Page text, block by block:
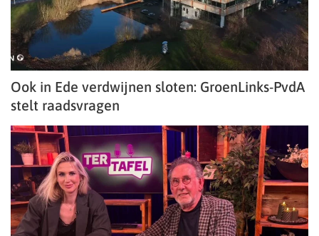
Ook in Ede verdwijnen sloten: GroenLinks-PvdA
stelt raadsvragen